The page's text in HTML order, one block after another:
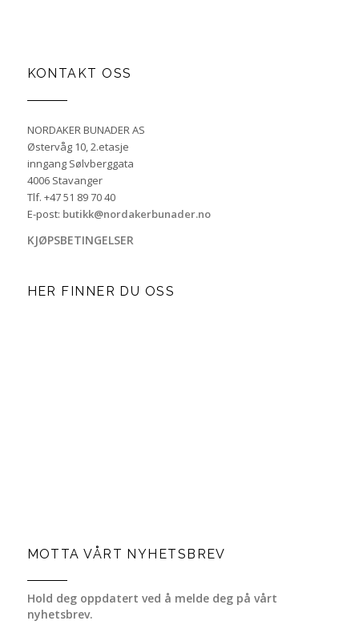
KONTAKT OSS
NORDAKER BUNADER AS
Østervåg 10, 2.etasje
inngang Sølvberggata
4006 Stavanger
Tlf. +47 51 89 70 40
E-post: butikk@nordakerbunader.no
KJØPSBETINGELSER
HER FINNER DU OSS
MOTTA VÅRT NYHETSBREV
Hold deg oppdatert ved å melde deg på vårt
nyhetsbrev.